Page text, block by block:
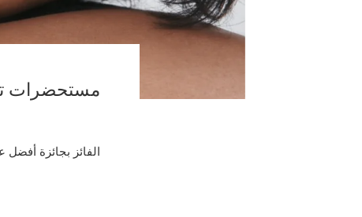
مستحضرات
الفائز بجائزة أفضل